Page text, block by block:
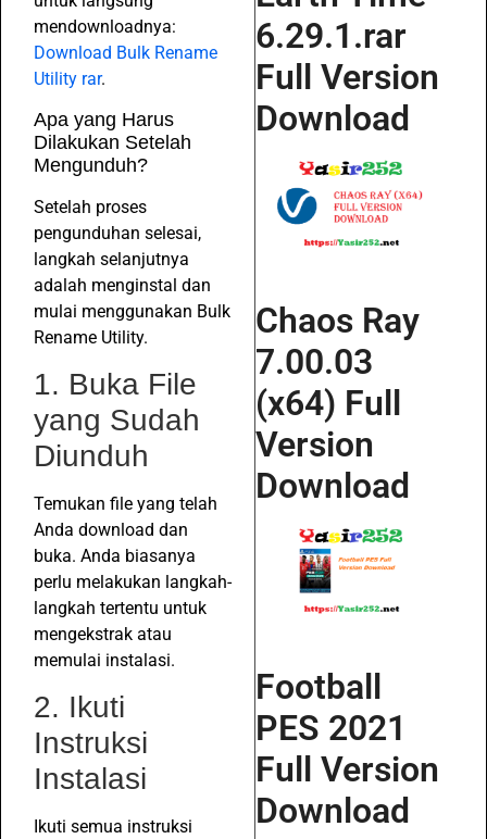
mendownloadnya:
Download Bulk Rename
Utility rar.
Apa yang Harus
Dilakukan Setelah
Mengunduh?
Setelah proses
pengunduhan selesai,
langkah selanjutnya
adalah menginstal dan
mulai menggunakan Bulk
Rename Utility.
1. Buka File
yang Sudah
Diunduh
Temukan file yang telah
Anda download dan
buka. Anda biasanya
perlu melakukan langkah-
langkah tertentu untuk
mengekstrak atau
memulai instalasi.
2. Ikuti
Instruksi
Instalasi
Ikuti semua instruksi
6.29.1.rar
Full Version
Download
Chaos Ray
7.00.03
(x64) Full
Version
Download
Football
PES 2021
Full Version
Download